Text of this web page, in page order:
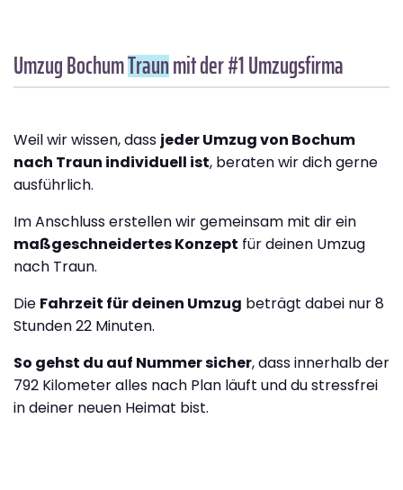
Umzug BochumTraunmit der #1 Umzugsfirma
Weil wir wissen, dass jeder Umzug von Bochum
nach Traun individuell ist, beraten wir dich gerne
ausführlich.
Im Anschluss erstellen wir gemeinsam mit dir ein
maßgeschneidertes Konzept für deinen Umzug
nach Traun.
Die Fahrzeit für deinen Umzug beträgt dabei nur 8
Stunden 22 Minuten.
So gehst du auf Nummer sicher, dass innerhalb der
792 Kilometer alles nach Plan läuft und du stressfrei
in deiner neuen Heimat bist.